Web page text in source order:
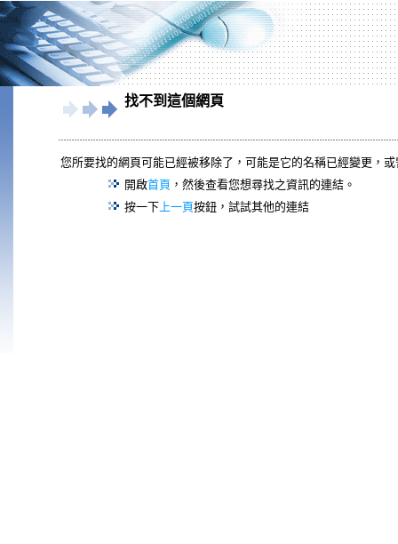
找不到這個網頁
您所要找的網頁可能已經被移除了，可能是它的名稱已經變更，
開啟首頁 ，然後查看您想尋找之資訊的連結。
按一下上一頁按鈕，試試其他的連結